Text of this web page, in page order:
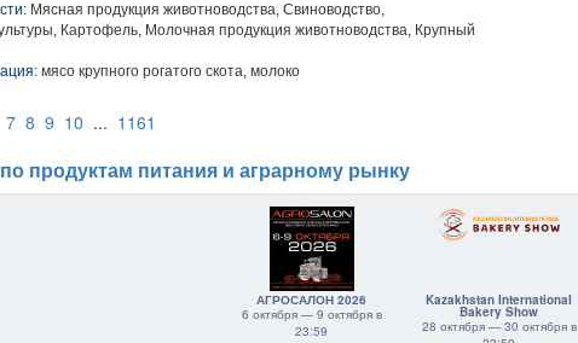
Мясная продукция животноводства, Свиноводство,
Картофель, Молочная продукция животноводства, Крупный
мясо крупного рогатого скота, молоко
7 8 9 10 ... 1161
продуктам питания и аграрному рынку
АГРОСАЛОН 2026
6 октября — 9 октября в
23:59
Kazakhstan International
Bakery Show
28 октября — 30 октября в